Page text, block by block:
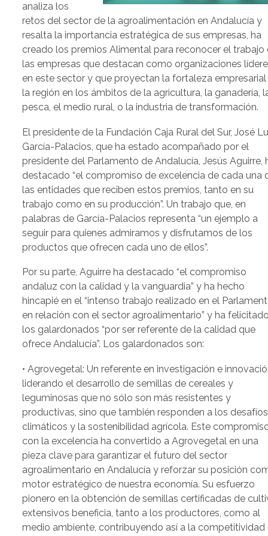
analiza los
retos del sector de la agroalimentación en Andalucía y
resalta la importancia estratégica de sus empresas, ha
creado los premios Alimental para reconocer el trabajo
las empresas que destacan como organizaciones
en este sector y que proyectan la fortaleza
la región en los ámbitos de la agricultura, la ganadería,
pesca, el medio rural, o la industria de transformación.
El presidente de la Fundación Caja Rural del Sur, José
García-Palacios, que ha estado acompañado por el
presidente del Parlamento de Andalucía, Jesús Aguirre,
destacado “el compromiso de excelencia de cada una
las entidades que reciben estos premios, tanto en su
trabajo como en su producción”. Un trabajo que, en
palabras de García-Palacios representa “un ejemplo a
seguir para quienes admiramos y disfrutamos de los
productos que ofrecen cada uno de ellos”.
Por su parte, Aguirre ha destacado “el compromiso
andaluz con la calidad y la vanguardia” y ha hecho
hincapié en el “intenso trabajo realizado en el
en relación con el sector agroalimentario” y ha
los galardonados “por ser referente de la calidad que
ofrece Andalucía”. Los galardonados son:
• Agrovegetal: Un referente en investigación e
liderando el desarrollo de semillas de cereales y
leguminosas que no sólo son más resistentes y
productivas, sino que también responden a los desafíos
climáticos y la sostenibilidad agrícola. Este
con la excelencia ha convertido a Agrovegetal en una
pieza clave para garantizar el futuro del sector
agroalimentario en Andalucía y reforzar su posición
motor estratégico de nuestra economía. Su esfuerzo
pionero en la obtención de semillas certificadas de
extensivos beneficia, tanto a los productores, como al
medio ambiente, contribuyendo así a la competitividad